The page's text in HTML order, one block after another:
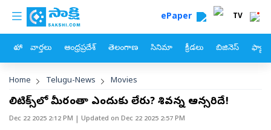
Skip to main content
custom menu ePaper TV
హోం వార్తలు ఆంధ్రప్రదేశ్ తెలంగాణ సినిమా క్రీడలు బిజినెస్
Breadcrumb
Home Telugu-News Movies
పాలిటిక్స్‌లో మీరంతా ఎందుకు లేరు? శివన్న ఆన్సరిదే!
Dec 22 2025 2:12 PM | Updated on Dec 22 2025 2:57 PM